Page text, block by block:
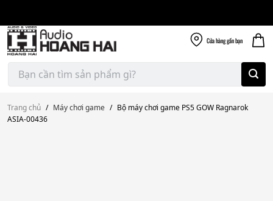
content
Cửa hànggần bạn
Tìm
kiếm:
Trang chủ / Máy chơi game / Bộ máy chơi game PS5 GOW Ragnarok
ASIA-00436